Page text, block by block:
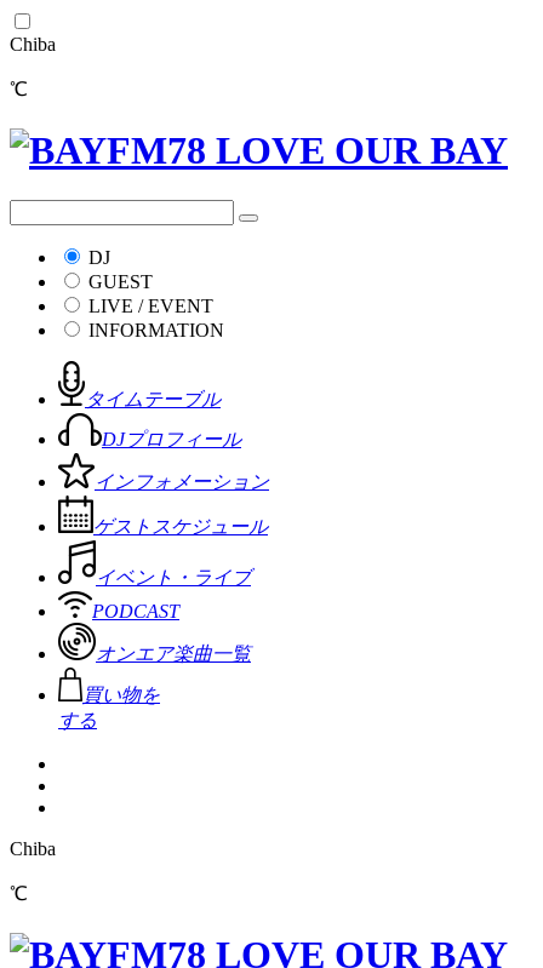
Chiba
℃
DJ
GUEST
LIVE / EVENT
INFORMATION
タイムテーブル
DJプロフィール
インフォメーション
ゲストスケジュール
イベント・ライブ
PODCAST
オンエア楽曲一覧
買い物を
する
Chiba
℃